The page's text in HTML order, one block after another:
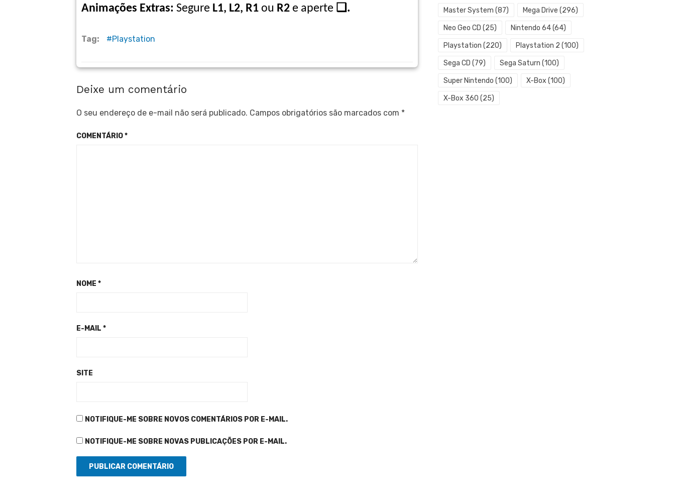
Animações Extras: Segure L1, L2, R1 ou R2 e aperte ❑.
Tag: Playstation
Deixe um comentário
O seu endereço de e-mail não será publicado. Campos obrigatórios são marcados com *
COMENTÁRIO*
NOME *
E-MAIL *
SITE
NOTIFIQUE-ME SOBRE NOVOS COMENTÁRIOS POR E-MAIL.
NOTIFIQUE-ME SOBRE NOVAS PUBLICAÇÕES POR E-MAIL.
Master System (87) Mega Drive (296)
Neo Geo CD (25) Nintendo 64(64)
Playstation (220) Playstation 2 (100)
Sega CD (79) Sega Saturn (100)
Super Nintendo (100) X-Box (100)
X-Box 360 (25)